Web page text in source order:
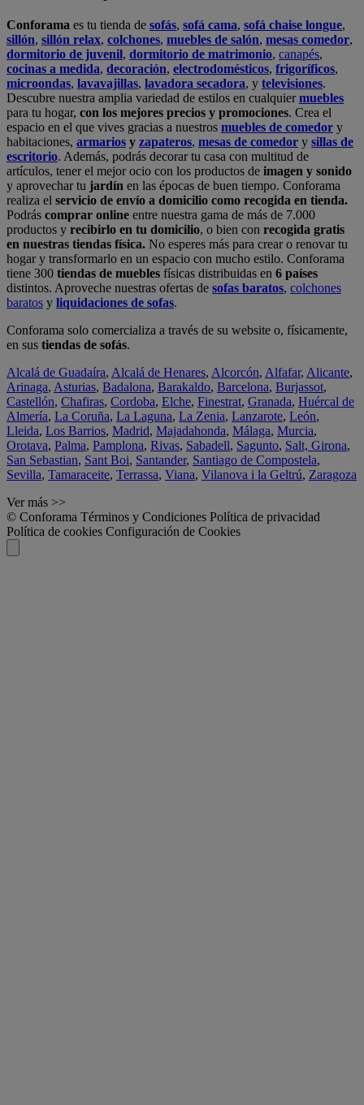
Conforama es tu tienda de sofás, sofá cama, sofá chaise longue,
sillón, sillón relax, colchones, muebles de salón, mesas comedor,
dormitorio de juvenil, dormitorio de matrimonio, canapés,
cocinas a medida, decoración, electrodomésticos, frigoríficos,
microondas, lavavajillas, lavadora secadora, y televisiones.
Descubre nuestra amplia variedad de estilos en cualquiermuebles
para tu hogar, con los mejores precios y promociones. Crea el
espacio en el que vives gracias a nuestros muebles de comedor y
habitaciones, armarios y zapateros, mesas de comedor y sillas de
escritorio. Además, podrás decorar tu casa con multitud de
artículos, tener el mejor ocio con los productos de imagen y sonido
y aprovechar tu jardín en las épocas de buen tiempo. Conforama
realiza el servicio de envío a domicilio como recogida en tienda.
Podrás comprar online entre nuestra gama de más de 7.000
productos y recibirlo en tu domicilio, o bien con recogida gratis
en nuestras tiendas física. No esperes más para crear o renovar tu
hogar y transformarlo en un espacio con mucho estilo. Conforama
tiene 300 tiendas de muebles físicas distribuidas en 6 países
distintos. Aproveche nuestras ofertas de sofas baratos, colchones
baratos y liquidaciones de sofas.
Conforama solo comercializa a través de su website o, físicamente,
en sus tiendas de sofás.
Alcalá de Guadaíra, Alcalá de Henares, Alcorcón, Alfafar, Alicante,
Arinaga, Asturias, Badalona, Barakaldo, Barcelona, Burjassot,
Castellón, Chafiras, Cordoba, Elche, Finestrat, Granada, Huércal de
Almería, La Coruña, La Laguna, La Zenia, Lanzarote, León,
Lleida, Los Barrios, Madrid, Majadahonda, Málaga, Murcia,
Orotava, Palma, Pamplona, Rivas, Sabadell, Sagunto, Salt, Girona,
San Sebastian, Sant Boi, Santander, Santiago de Compostela,
Sevilla, Tamaraceite, Terrassa, Viana, Vilanova i la Geltrú, Zaragoza
Ver más >>
© Conforama Términos y Condiciones Política de privacidad
Política de cookies Configuración de Cookies